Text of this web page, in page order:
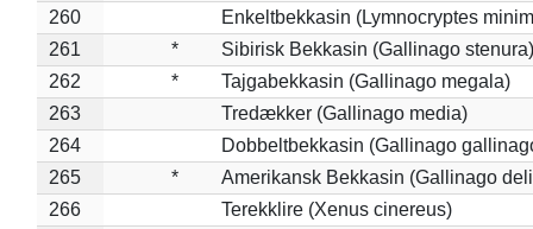
260
Enkeltbekkasin (Lymnocryptes
261
*
Sibirisk Bekkasin (Gallinago stenura)
262
*
Tajgabekkasin (Gallinago megala)
263
Tredækker (Gallinago media)
264
Dobbeltbekkasin (Gallinago
265
*
Amerikansk Bekkasin (Gallinago
266
Terekklire (Xenus cinereus)